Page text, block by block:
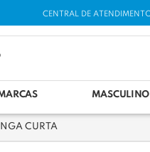
CENTRAL DE
MASCULINO
CURTA